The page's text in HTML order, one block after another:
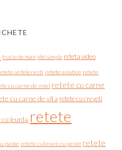
fructe de mare idei simple reteta video
ardelenesti retete asiatice retete
cu carne de miel retete cu carne
cu carne de vita retete cu creveti
cu leurda retete
paste retete culinare cu peste retete